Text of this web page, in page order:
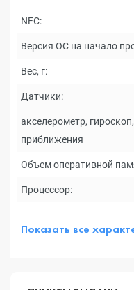
NFC:
Версия ОС на начало
Вес, г:
Датчики:
акселерометр,
приближения
Объем оперативной
Процессор:
Показать все